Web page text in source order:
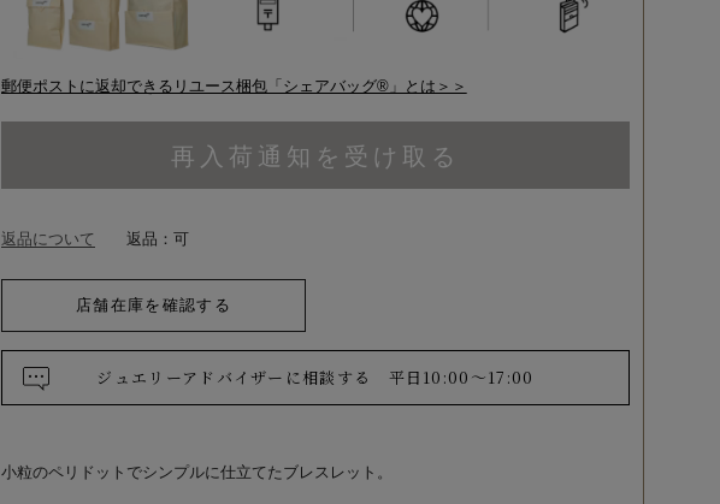
郵便ポストに返却できるリユース梱包「シェアバッグ®︎」とは＞＞
再入荷通知を受け取る
返品について 返品：可
店舗在庫を確認する
ジュエリーアドバイザーに相談する 平日10:00～17:00
小粒のペリドットでシンプルに仕立てたブレスレット。